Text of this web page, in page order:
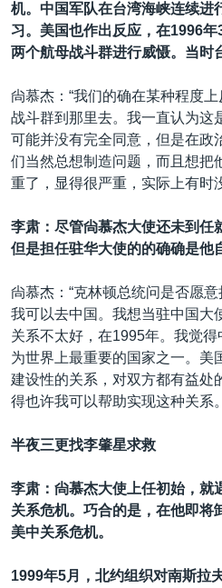
机。中国军队在台湾海峡连续进
习。美国也作出反应，在1996年
两个航母战斗群进行威慑。当时
尙慕杰：“我们的确在某种程度
战斗群到那里去。我一直认为这
可能并没有完全同意，但是在政
们当然总想制造问题，而且想把
重了，显得很严重，实际上有时
李肃：尽管尙慕杰大使还未到任
但是担任驻华大使的的确确是他
尙慕杰：“克林顿总统问是否愿
我可以去中国。我想当驻中国大
关系不太好，在1995年。我觉
为世界上最重要的国家之一。美
建设性的关系，对双方都有益处
得也许我可以帮助实现这种关系
半夜三更找李肇星求救
李肃：尙慕杰大使上任初始，就
关系危机。巧合的是，在他即将
美中关系危机。
1999年5月，北约组织对南斯拉